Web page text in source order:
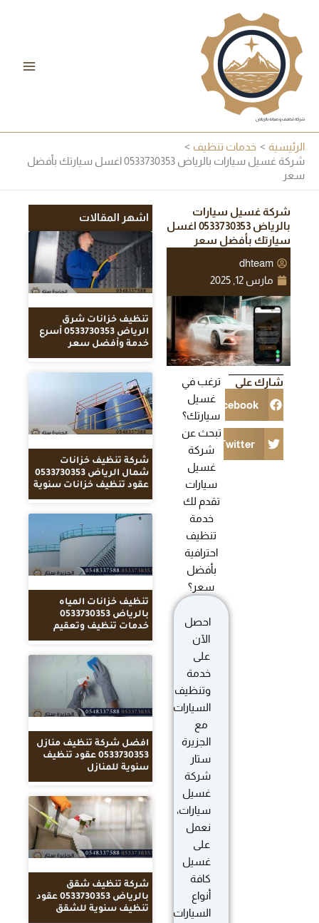
المحتوى
شركة تنظيف وصيانة بالرياض
الرئيسية
خدمات تنظيف
شركة غسيل سيارات بالرياض 0533730353 اغسل سيارتك بأفضل
سعر
شركة غسيل سيارات
بالرياض 0533730353 اغسل
سيارتك بأفضل سعر
dhteam
مارس 12, 2025
شارك على
Facebook
Twitter
ترغب في
غسيل
سيارتك؟
تبحث عن
شركة
غسيل
سيارات
تقدم لك
خدمة
تنظيف
احترافية
بأفضل
سعر؟
احصل
الآن
على
خدمة
وتنظيف
السيارات
مع
الجزيرة
ستار
شركة
غسيل
سيارات،
نعمل
على
غسيل
كافة
أنواع
السيارات
اشهر المقالات
تنظيف خزانات شرق
الرياض 0533730353 أسرع
خدمة وأفضل سعر
شركة تنظيف خزانات
شمال الرياض 0533730353
عقود تنظيف خزانات سنوية
تنظيف خزانات المياه
بالرياض 0533730353
خدمات تنظيف وتعقيم
افضل شركة تنظيف منازل
0533730353 عقود تنظيف
سنوية للمنازل
شركة تنظيف شقق
بالرياض 0533730353 عقود
تنظيف سنوية للشقق